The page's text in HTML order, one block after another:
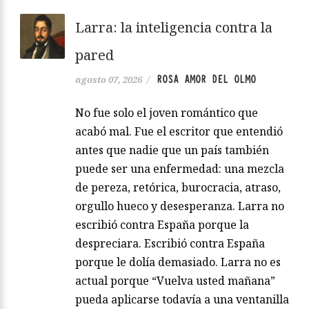
Larra: la inteligencia contra la
pared
agosto 07, 2026 / ROSA AMOR DEL OLMO
No fue solo el joven romántico que
acabó mal. Fue el escritor que entendió
antes que nadie que un país también
puede ser una enfermedad: una mezcla
de pereza, retórica, burocracia, atraso,
orgullo hueco y desesperanza. Larra no
escribió contra España porque la
despreciara. Escribió contra España
porque le dolía demasiado. Larra no es
actual porque “Vuelva usted mañana”
pueda aplicarse todavía a una ventanilla